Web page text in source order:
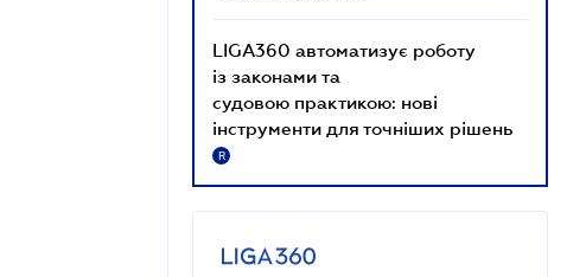
LIGA360 автоматизує роботу
із законами та
судовою практикою: нові
інструменти для точніших рішень
R